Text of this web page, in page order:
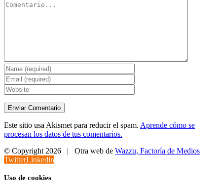
Este sitio usa Akismet para reducir el spam. Aprende cómo se
procesan los datos de tus comentarios.
© Copyright 2026 | Otra web de Wazzu, Factoría de Medios
TwitterLinkedin
Uso de cookies